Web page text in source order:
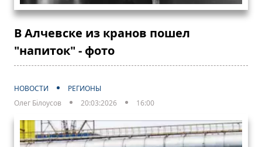
В Алчевске из кранов пошел
"напиток" - фото
НОВОСТИ
РЕГИОНЫ
Олег Білоусов
20:03:2026 16:00